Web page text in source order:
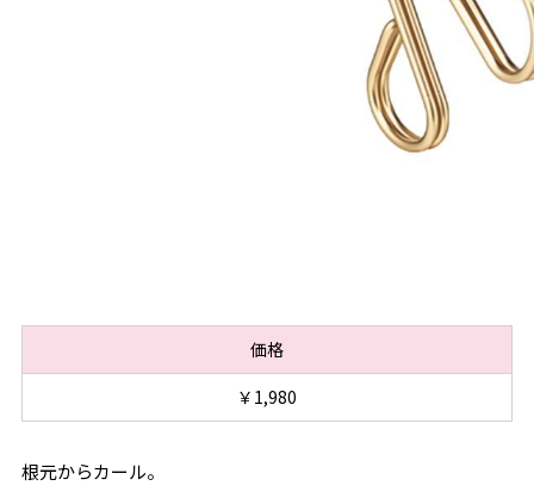
価格
￥1,980
根元からカール。